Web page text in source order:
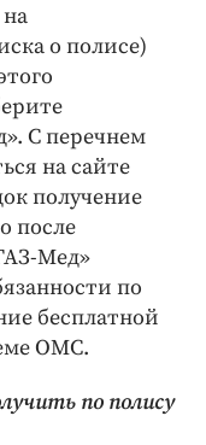
о полисе)
С перечнем
на сайте
получение
после
Мед»
по
бесплатной
ОМС.
по полису